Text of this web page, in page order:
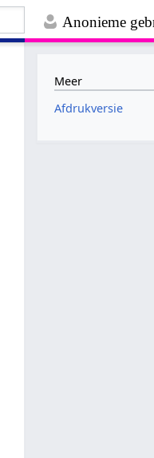
Anonieme
Meer
Afdrukversie